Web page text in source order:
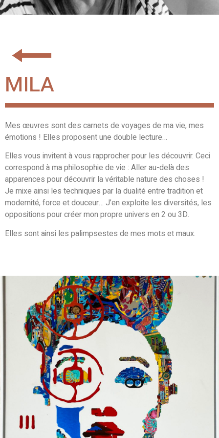
MILA
Mes œuvres sont des carnets de voyages de ma vie, mes
émotions ! Elles proposent une double lecture…
Elles vous invitent à vous rapprocher pour les découvrir. Ceci
correspond à ma philosophie de vie : Aller au-delà des
apparences pour découvrir la véritable nature des choses !
Je mixe ainsi les techniques par la dualité entre tradition et
modernité, force et douceur… J’en exploite les diversités, les
oppositions pour créer mon propre univers en 2 ou 3D.
Elles sont ainsi les palimpsestes de mes mots et maux.